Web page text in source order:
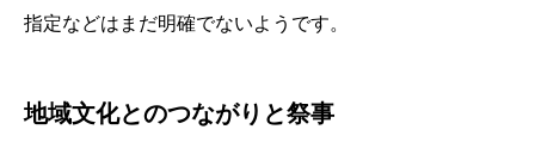
指定などはまだ明確でないようです。
地域文化とのつながりと祭事